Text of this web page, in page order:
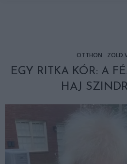
OTTHON ZÖLD
EGY RITKA KÓR: A
HAJ